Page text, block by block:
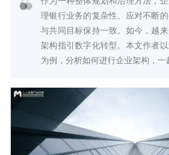
理银行业务的复杂性、应对不断
与共同目标保持一致。如今，越
架构指引数字化转型。本文作者
为例，分析如何进行企业架构，一